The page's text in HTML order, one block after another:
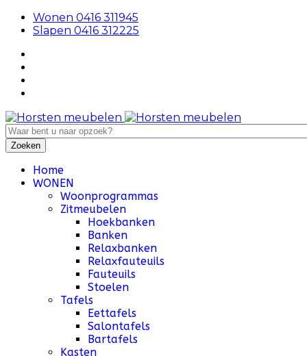
Wonen 0416 311945
Slapen 0416 312225
Home
WONEN
Woonprogrammas
Zitmeubelen
Hoekbanken
Banken
Relaxbanken
Relaxfauteuils
Fauteuils
Stoelen
Tafels
Eettafels
Salontafels
Bartafels
Kasten